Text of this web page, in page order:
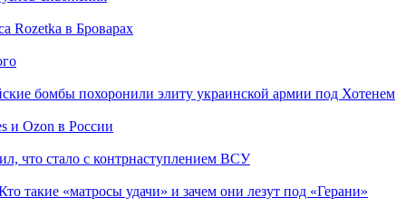
Rozetka в Броварах
бомбы похоронили элиту украинской армии под Хотенем
и Ozon в России
что стало с контрнаступлением ВСУ
такие «матросы удачи» и зачем они лезут под «Герани»